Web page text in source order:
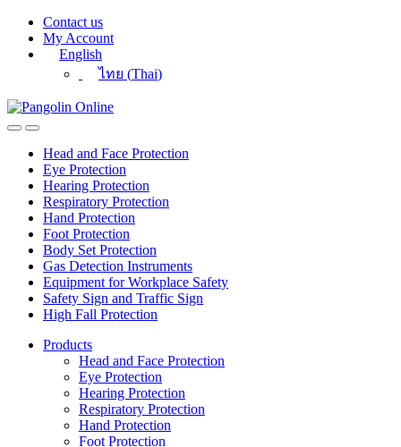
Skip
navigation
Skip
content
Contact us
My Account
English
ไทย (Thai)
Head and Face Protection
Eye Protection
Hearing Protection
Respiratory Protection
Hand Protection
Foot Protection
Body Set Protection
Gas Detection Instruments
Equipment for Workplace Safety
Safety Sign and Traffic Sign
High Fall Protection
Products
Head and Face Protection
Eye Protection
Hearing Protection
Respiratory Protection
Hand Protection
Foot Protection